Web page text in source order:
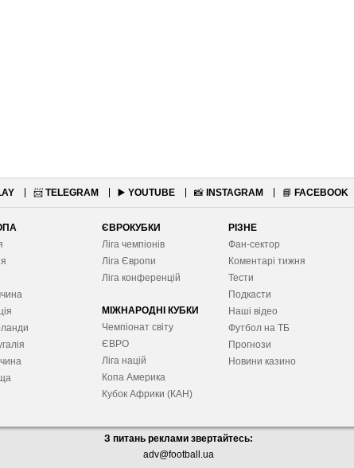
📨 TELEGRAM ▶️ YOUTUBE 📸 INSTAGRAM 📘 FACEBOOK
ЄВРОКУБКИ
Ліга чемпіонів
Ліга Європи
Ліга конференцій
МІЖНАРОДНІ КУБКИ
Чемпіонат світу
ЄВРО
Ліга націй
Копа Америка
Кубок Африки (КАН)
РІЗНЕ
Фан-сектор
Коментарі тижня
Тести
Подкасти
Наші відео
Футбол на ТБ
Прогнози
Новини казино
З питань реклами звертайтесь:
adv@football.ua